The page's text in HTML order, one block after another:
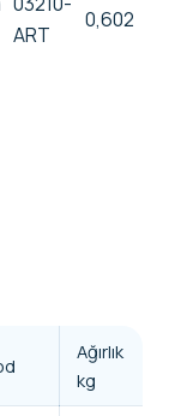
ART
0,602
Ağırlık
kg